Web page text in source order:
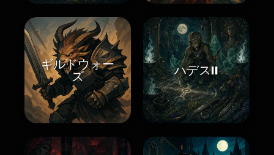
ギルドウォー
ズ
ハデスII